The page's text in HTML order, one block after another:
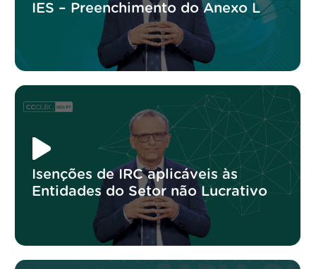
IES – Preenchimento do Anexo L
Isenções de IRC aplicáveis às
Entidades do Setor não Lucrativo